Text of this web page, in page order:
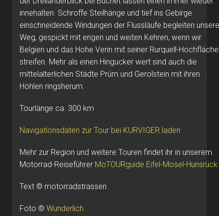
innehalten. Schroffe Steilhänge und tief ins Gebirge
einschneidende Windungen der Flussläufe begleiten
Weg, gespickt mit engen und weiten Kehren, wenn wir
Belgien und das Hohe Venn mit seiner Rurquell-Hochfläche
streifen. Mehr als einen Hingucker wert sind auch die
mittelalterlichen Städte Prüm und Gerolstein mit ihren
Höhlen ringsherum.
Tourlänge ca. 300 km
Navigationsdaten zur Tour bei KURVIGER laden
Mehr zur Region und weitere Touren findet ihr in unserem
Motorrad-Reiseführer MoTOURguide Eifel-Mosel-Hunsrück
Text © motorradstrassen
Foto © Wunderlich